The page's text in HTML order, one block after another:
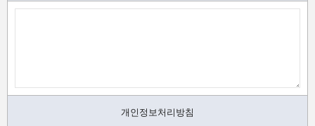
개인정보처리방침